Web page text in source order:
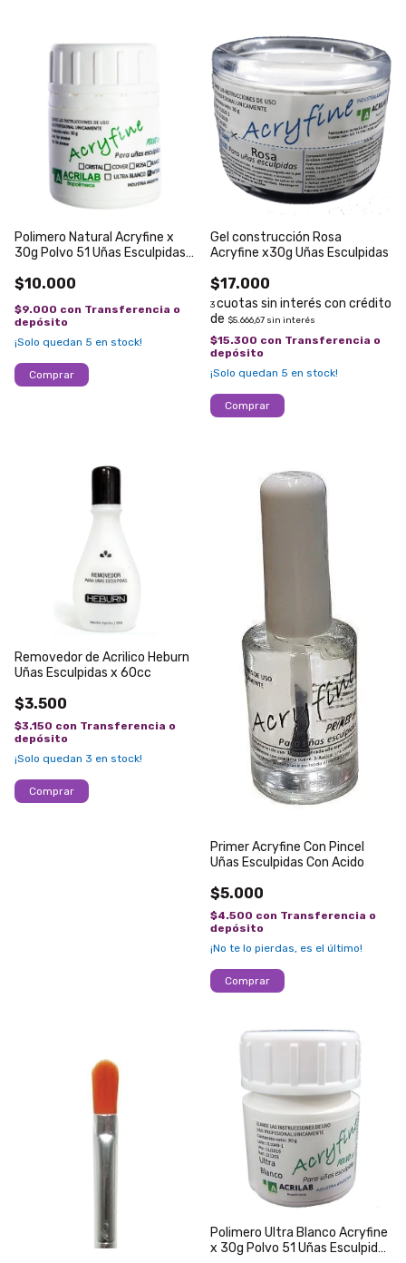
Polimero Natural Acryfine x
30g Polvo 51 Uñas Esculpidas
$10.000
$9.000 con Transferencia o
depósito
¡Solo quedan 5 en stock!
Gel construcción Rosa
Acryfine x30g Uñas Esculpidas
$17.000
3
$5.666,67 sin interés
$15.300 con Transferencia o
depósito
¡Solo quedan 5 en stock!
Removedor de Acrilico Heburn
Uñas Esculpidas x 60cc
$3.500
$3.150 con Transferencia o
depósito
¡Solo quedan 3 en stock!
Primer Acryfine Con Pincel
Uñas Esculpidas Con Acido
$5.000
$4.500 con Transferencia o
depósito
¡No te lo pierdas, es el último!
Polimero Ultra Blanco Acryfine
x 30g Polvo 51 Uñas Esculpidas